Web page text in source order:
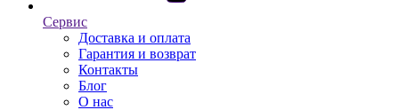
Сервис
Доставка и оплата
Гарантия и возврат
Контакты
Блог
О нас